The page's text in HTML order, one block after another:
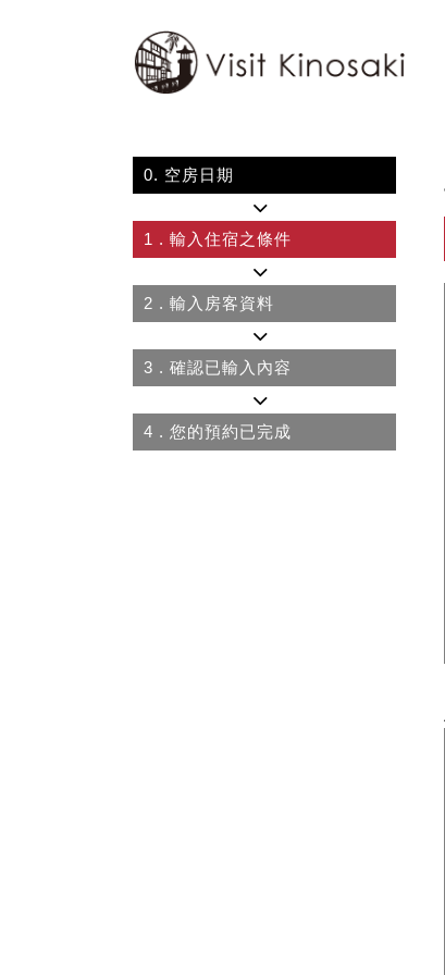
0. 空房日期
1 . 輸入住宿之條件
2 . 輸入房客資料
3 . 確認已輸入內容
4 . 您的預約已完成